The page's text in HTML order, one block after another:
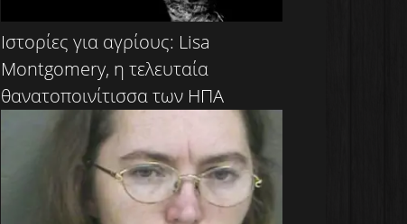
Ιστορίες για αγρίους: Lisa
Montgomery, η τελευταία
θανατοποινίτισσα των ΗΠΑ